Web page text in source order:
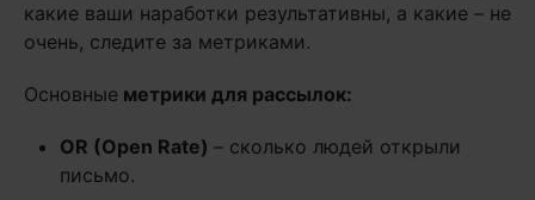
какие ваши наработки результативны, а какие – не
очень, следите за метриками.
Основные метрики для рассылок:
OR (Open Rate) – сколько людей открыли
письмо.